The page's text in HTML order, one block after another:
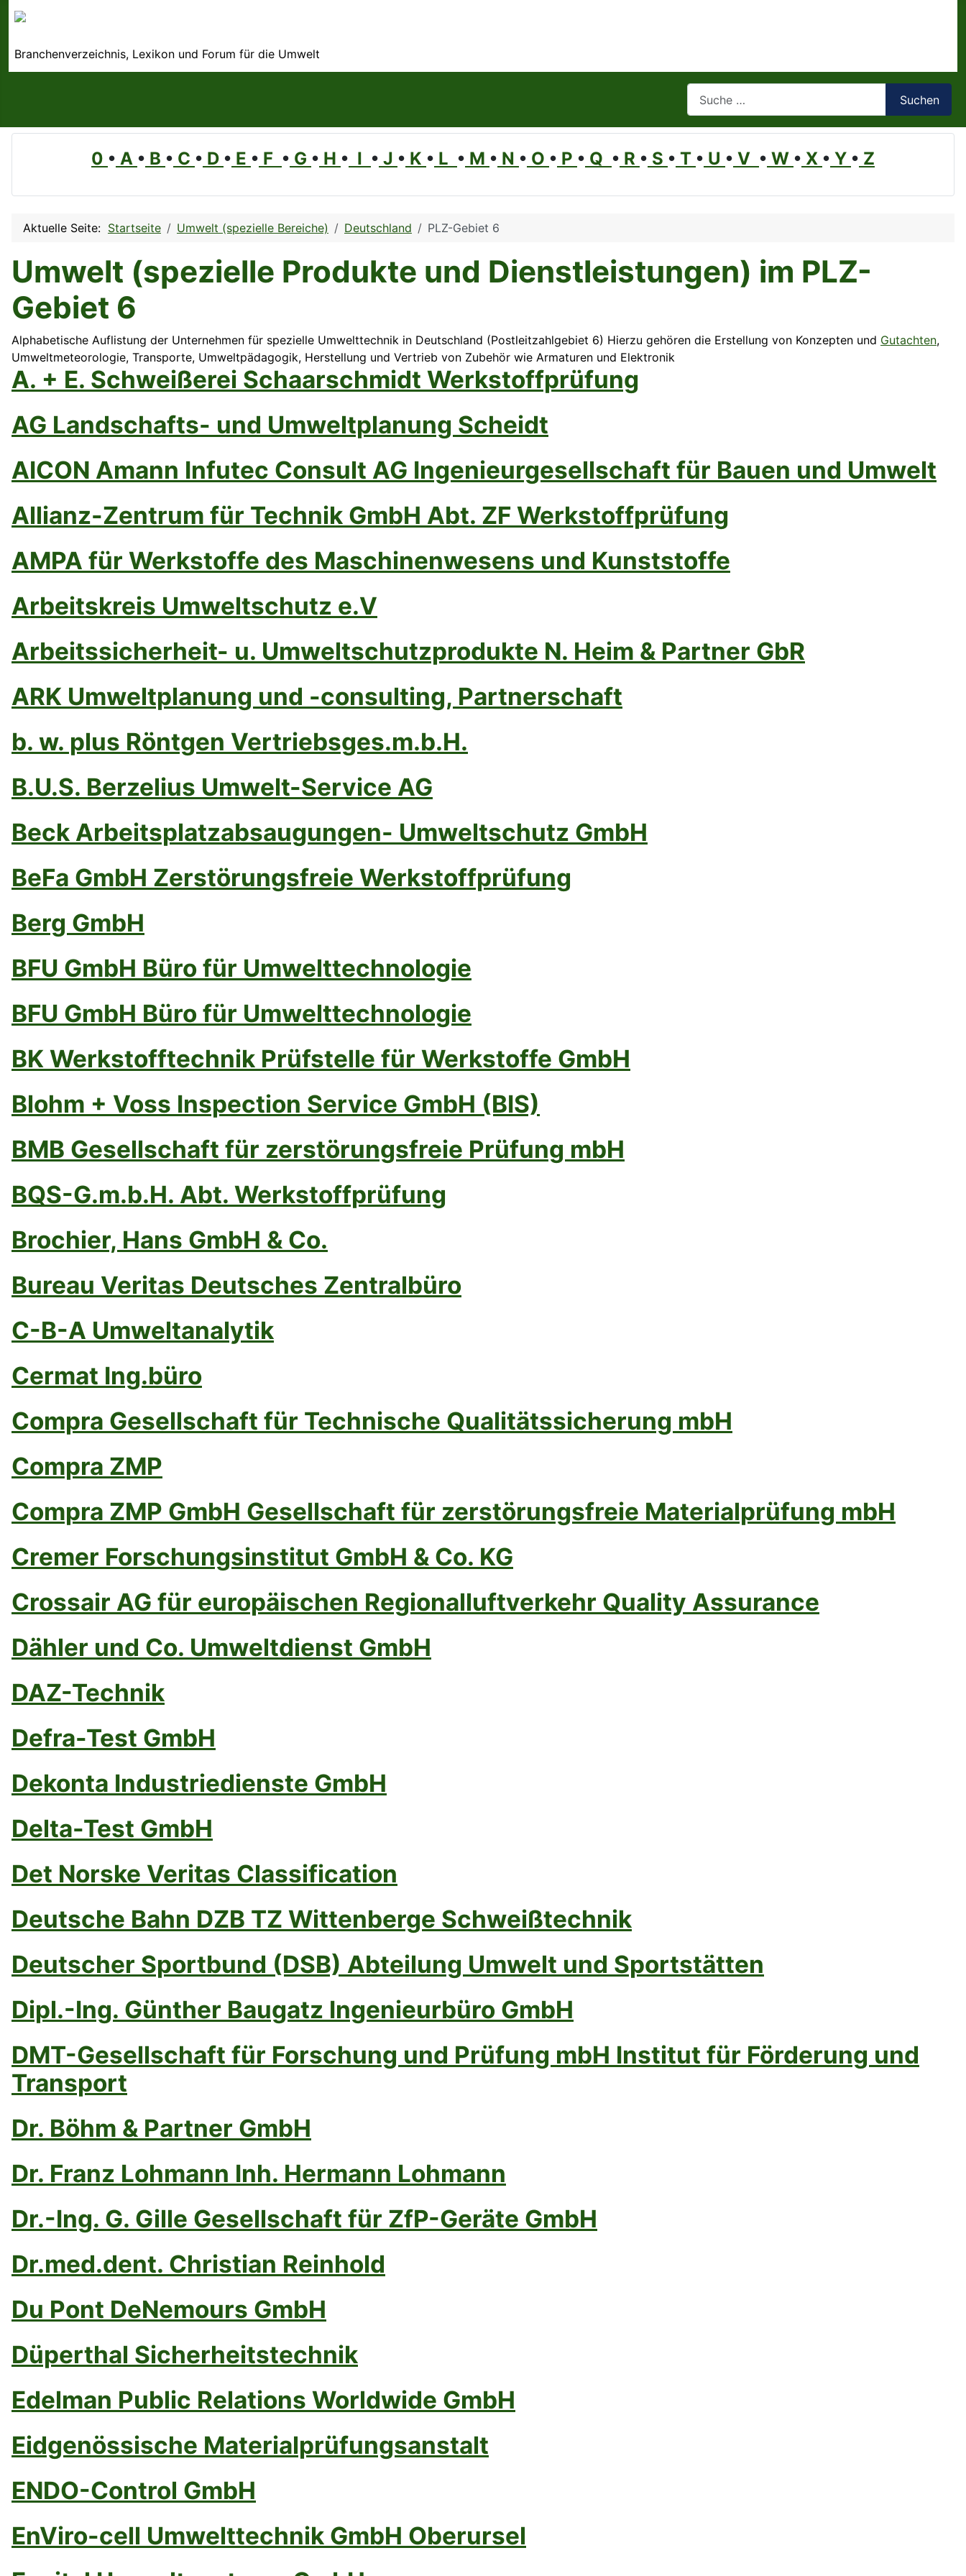
Branchenverzeichnis, Lexikon und Forum für die Umwelt
Suchen
0 • A • B • C • D • E • F • G • H • I • J • K • L • M • N • O • P • Q • R • S • T • U • V • W • X • Y • Z
Aktuelle Seite: Startseite Umwelt (spezielle Bereiche) Deutschland PLZ-Gebiet 6
Umwelt (spezielle Produkte und Dienstleistungen) im PLZ-
Gebiet 6
Alphabetische Auflistung der Unternehmen für spezielle Umwelttechnik in Deutschland (Postleitzahlgebiet 6) Hierzu gehören die Erstellung von Konzepten und Gutachten,
Umweltmeteorologie, Transporte, Umweltpädagogik, Herstellung und Vertrieb von Zubehör wie Armaturen und Elektronik
A. + E. Schweißerei Schaarschmidt Werkstoffprüfung
AG Landschafts- und Umweltplanung Scheidt
AICON Amann Infutec Consult AG Ingenieurgesellschaft für Bauen und Umwelt
Allianz-Zentrum für Technik GmbH Abt. ZF Werkstoffprüfung
AMPA für Werkstoffe des Maschinenwesens und Kunststoffe
Arbeitskreis Umweltschutz e.V
Arbeitssicherheit- u. Umweltschutzprodukte N. Heim & Partner GbR
ARK Umweltplanung und -consulting, Partnerschaft
b. w. plus Röntgen Vertriebsges.m.b.H.
B.U.S. Berzelius Umwelt-Service AG
Beck Arbeitsplatzabsaugungen- Umweltschutz GmbH
BeFa GmbH Zerstörungsfreie Werkstoffprüfung
Berg GmbH
BFU GmbH Büro für Umwelttechnologie
BFU GmbH Büro für Umwelttechnologie
BK Werkstofftechnik Prüfstelle für Werkstoffe GmbH
Blohm + Voss Inspection Service GmbH (BIS)
BMB Gesellschaft für zerstörungsfreie Prüfung mbH
BQS-G.m.b.H. Abt. Werkstoffprüfung
Brochier, Hans GmbH & Co.
Bureau Veritas Deutsches Zentralbüro
C-B-A Umweltanalytik
Cermat Ing.büro
Compra Gesellschaft für Technische Qualitätssicherung mbH
Compra ZMP
Compra ZMP GmbH Gesellschaft für zerstörungsfreie Materialprüfung mbH
Cremer Forschungsinstitut GmbH & Co. KG
Crossair AG für europäischen Regionalluftverkehr Quality Assurance
Dähler und Co. Umweltdienst GmbH
DAZ-Technik
Defra-Test GmbH
Dekonta Industriedienste GmbH
Delta-Test GmbH
Det Norske Veritas Classification
Deutsche Bahn DZB TZ Wittenberge Schweißtechnik
Deutscher Sportbund (DSB) Abteilung Umwelt und Sportstätten
Dipl.-Ing. Günther Baugatz Ingenieurbüro GmbH
DMT-Gesellschaft für Forschung und Prüfung mbH Institut für Förderung und
Transport
Dr. Böhm & Partner GmbH
Dr. Franz Lohmann Inh. Hermann Lohmann
Dr.-Ing. G. Gille Gesellschaft für ZfP-Geräte GmbH
Dr.med.dent. Christian Reinhold
Du Pont DeNemours GmbH
Düperthal Sicherheitstechnik
Edelman Public Relations Worldwide GmbH
Eidgenössische Materialprüfungsanstalt
ENDO-Control GmbH
EnViro-cell Umwelttechnik GmbH Oberursel